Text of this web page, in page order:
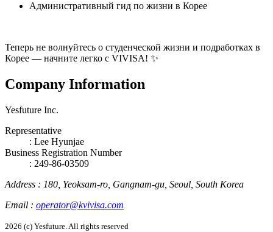
Административный гид по жизни в Корее
Теперь не волнуйтесь о студенческой жизни и подработках в
Корее — начните легко с VIVISA! ✨
Company Information
Yesfuture Inc.
Representative
: Lee Hyunjae
Business Registration Number
: 249-86-03509
Address : 180, Yeoksam-ro, Gangnam-gu, Seoul, South Korea
Email : operator@kvivisa.com
2026 (c) Yesfuture. All rights reserved